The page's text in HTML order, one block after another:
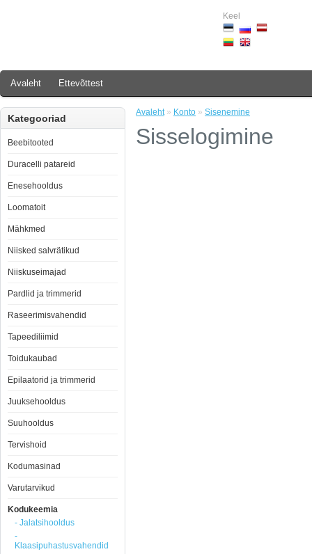
Keel
Avaleht Ettevõttest
Kategooriad
Beebitooted
Duracelli patareid
Enesehooldus
Loomatoit
Mähkmed
Niisked salvrätikud
Niiskuseimajad
Pardlid ja trimmerid
Raseerimisvahendid
Tapeediliimid
Toidukaubad
Epilaatorid ja trimmerid
Juuksehooldus
Suuhooldus
Tervishoid
Kodumasinad
Varutarvikud
Kodukeemia
- Jalatsihooldus
-
Klaasipuhastusvahendid
Avaleht» Konto » Sisenemine
Sisselogimine